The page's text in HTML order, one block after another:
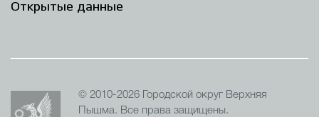
Открытые данные
© 2010-2026 Городской округ Верхняя
Пышма. Все права защищены.